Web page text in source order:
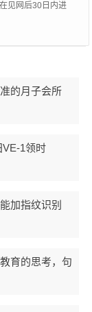
见网后30日内进
的月子会所
1领时
加指纹识别
育的思考，句